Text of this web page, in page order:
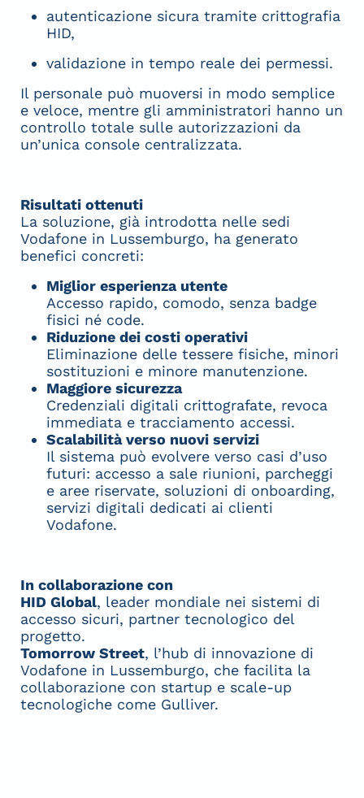
autenticazione sicura tramite crittografia
HID,
validazione in tempo reale dei permessi.
Il personale può muoversi in modo semplice
e veloce, mentre gli amministratori hanno un
controllo totale sulle autorizzazioni da
un’unica console centralizzata.
Risultati ottenuti
La soluzione, già introdotta nelle sedi
Vodafone in Lussemburgo, ha generato
benefici concreti:
Miglior esperienza utente
Accesso rapido, comodo, senza badge
fisici né code.
Riduzione dei costi operativi
Eliminazione delle tessere fisiche, minori
sostituzioni e minore manutenzione.
Maggiore sicurezza
Credenziali digitali crittografate, revoca
immediata e tracciamento accessi.
Scalabilità verso nuovi servizi
Il sistema può evolvere verso casi d’uso
futuri: accesso a sale riunioni, parcheggi
e aree riservate, soluzioni di onboarding,
servizi digitali dedicati ai clienti
Vodafone.
In collaborazione con
HID Global, leader mondiale nei sistemi di
accesso sicuri, partner tecnologico del
progetto.
Tomorrow Street, l’hub di innovazione di
Vodafone in Lussemburgo, che facilita la
collaborazione con startup e scale-up
tecnologiche come Gulliver.